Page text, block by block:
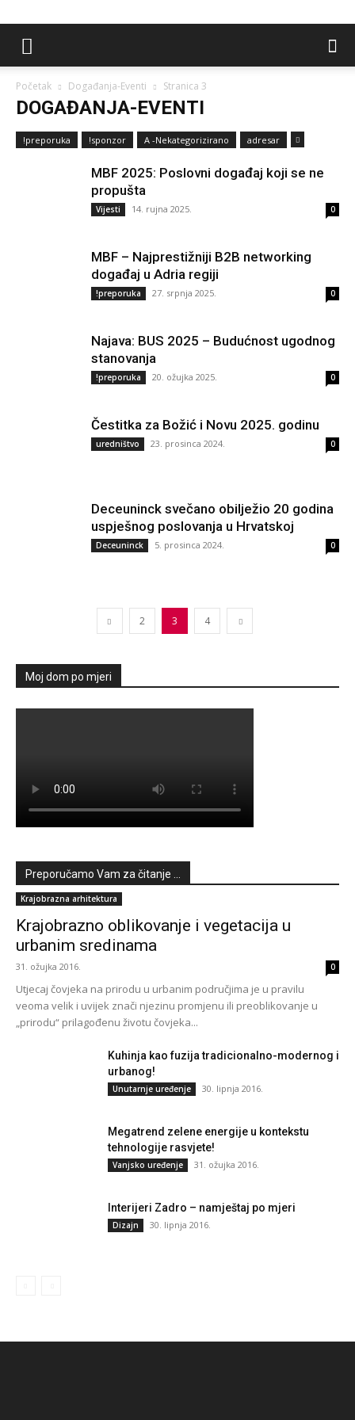
Početak Događanja-Eventi Stranica 3
DOGAĐANJA-EVENTI
!preporuka !sponzor A -Nekategorizirano adresar
MBF 2025: Poslovni događaj koji se ne
propušta
Vijesti 14. rujna 2025. 0
MBF – Najprestižniji B2B networking
događaj u Adria regiji
!preporuka 27. srpnja 2025. 0
Najava: BUS 2025 – Budućnost ugodnog
stanovanja
!preporuka 20. ožujka 2025. 0
Čestitka za Božić i Novu 2025. godinu
uredništvo 23. prosinca 2024. 0
Deceuninck svečano obilježio 20 godina
uspješnog poslovanja u Hrvatskoj
Deceuninck 5. prosinca 2024. 0
2 3 4
Moj dom po mjeri
Preporučamo Vam za čitanje ...
Krajobrazna arhitektura
Krajobrazno oblikovanje i vegetacija u
urbanim sredinama
31. ožujka 2016. 0
Utjecaj čovjeka na prirodu u urbanim područjima je u pravilu
veoma velik i uvijek znači njezinu promjenu ili preoblikovanje u
„prirodu“ prilagođenu životu čovjeka...
Kuhinja kao fuzija tradicionalno-modernog i
urbanog!
Unutarnje uređenje 30. lipnja 2016.
Megatrend zelene energije u kontekstu
tehnologije rasvjete!
Vanjsko uređenje 31. ožujka 2016.
Interijeri Zadro – namještaj po mjeri
Dizajn 30. lipnja 2016.